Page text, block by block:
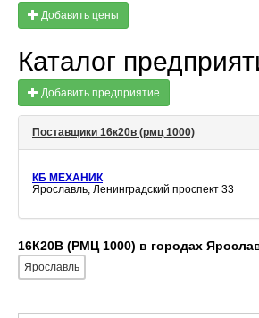
Добавить цены
Каталог
Добавить предприятие
Поставщики 16к20в (рмц 1000)
КБ МЕХАНИК
Ярославль, Ленинградский проспект 33
16К20В (РМЦ 1000) в городах
Ярославль